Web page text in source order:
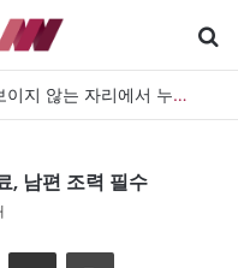
[신간] 대통령의 등 뒤 1미터…“보이지 않는 자리에서 누구를 지킨다는 것”
, 남편 조력 필수
이메일